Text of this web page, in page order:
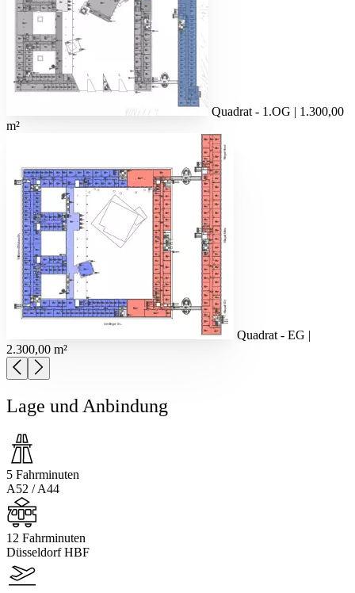
Quadrat - 1.OG | 1.300,00
m²
Quadrat - EG |
2.300,00 m²
Lage und Anbindung
5 Fahrminuten
A52 / A44
12 Fahrminuten
Düsseldorf HBF